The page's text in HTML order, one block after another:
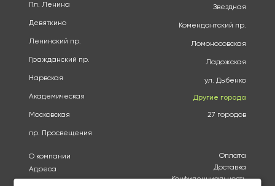
Пл. Ленина
Девяткино
Ленинский пр.
Гражданский пр.
Нарвская
Академическая
Московская
пр. Просвещения
Звездная
Комендантский пр.
Ломоносовская
Ладожская
ул. Дыбенко
Другие города
27 городов
О компании
Адреса
Оплата
Доставка
Конфиденциальность